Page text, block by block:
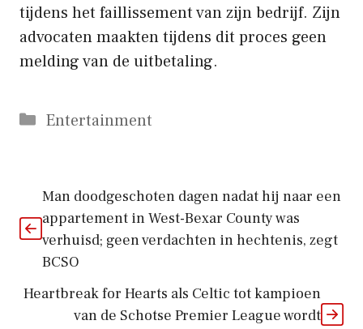
tijdens het faillissement van zijn bedrijf. Zijn
advocaten maakten tijdens dit proces geen
melding van de uitbetaling.
Categorieën
Entertainment
Man doodgeschoten dagen nadat hij naar een
appartement in West-Bexar County was
verhuisd; geen verdachten in hechtenis, zegt
BCSO
Heartbreak for Hearts als Celtic tot kampioen
van de Schotse Premier League wordt